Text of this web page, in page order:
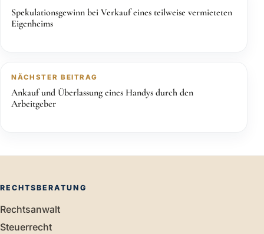
Spekulationsgewinn bei Verkauf eines teilweise vermieteten
Eigenheims
NÄCHSTER BEITRAG
Ankauf und Überlassung eines Handys durch den
Arbeitgeber
RECHTSBERATUNG
Rechtsanwalt
Steuerrecht